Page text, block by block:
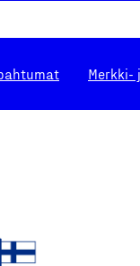
Merkki-